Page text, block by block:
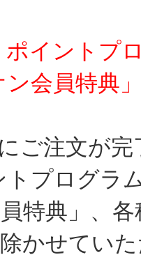
イントプ
会員特典
ご注文が完
トプログラ
特典」、
かせてい